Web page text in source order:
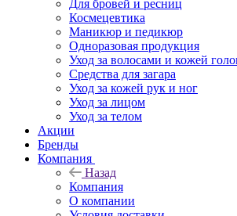
Для бровей и ресниц
Космецевтика
Маникюр и педикюр
Одноразовая продукция
Уход за волосами и кожей
Средства для загара
Уход за кожей рук и ног
Уход за лицом
Уход за телом
Акции
Бренды
Компания
Назад
Компания
О компании